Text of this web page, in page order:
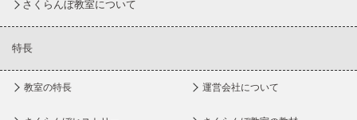
さくらんぼ教室について
特長
教室の特長 運営会社について